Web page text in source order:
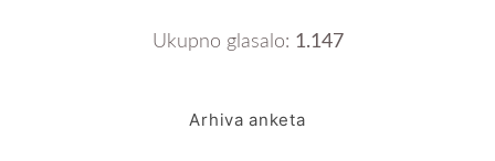
Ukupno glasalo: 1.147
Arhiva anketa